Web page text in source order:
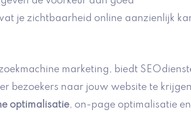
je zichtbaarheid online aanzienlijk
marketing, biedt
bezoekers naar jouw website te
optimalisatie, on-page optimalisatie en